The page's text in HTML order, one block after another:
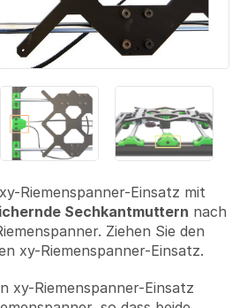
Riemenspanner-Einsatz mit
Sechkantmuttern nach
Ziehen Sie den
xy-Riemenspanner-Einsatz.
xy-Riemenspanner-Einsatz